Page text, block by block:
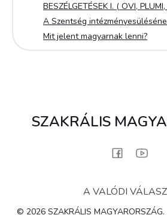
BESZÉLGETÉSEK I. ( OVI,
A Szentség
Mit jelent magyarnak lenni?
SZAKRÁLIS
A VALÓDI
© 2026 SZAKRÁLIS